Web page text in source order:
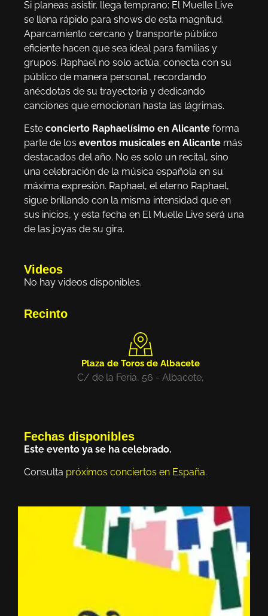
Si planeas asistir, llega temprano: El Muelle Live
se llena rápido para shows de esta magnitud.
Aparcamiento cercano y transporte público
eficiente hacen que sea ideal para familias y
grupos. Raphael no solo actúa; conecta con su
público de manera personal, recordando
anécdotas de su trayectoria y dedicando
canciones que emocionan hasta las lágrimas.
Este concierto Raphaelísimo en Alicante forma
parte de los eventos musicales en Alicante más
destacados del año. No es solo un recital, sino
una celebración de la música española en su
máxima expresión. Raphael, el eterno Raphael,
sigue brillando con la misma intensidad que en
sus inicios, y esta fecha en El Muelle Live será una
de las joyas de su gira.
Videos
No hay videos disponibles.
Recinto
Plaza de Toros de Albacete
C/ de la Feria, 56 - Albacete,
Fechas disponibles
Este evento ya se ha celebrado.
Consulta próximos conciertos en España.